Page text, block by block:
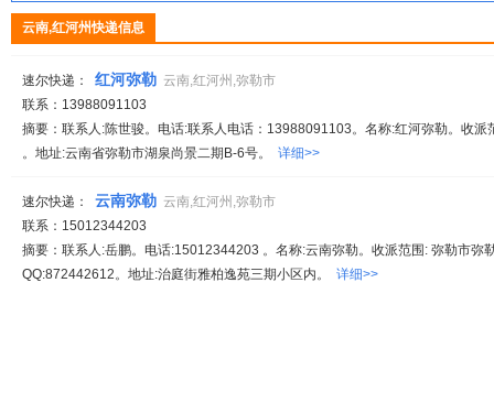
云南,红河州快递信息
速尔快递： 红河弥勒 云南,红河州,弥勒市
联系：13988091103
摘要：联系人:陈世骏。电话:联系人电话：13988091103。名称:红河弥勒。收派
。地址:云南省弥勒市湖泉尚景二期B-6号。 详细>>
速尔快递： 云南弥勒 云南,红河州,弥勒市
联系：15012344203
摘要：联系人:岳鹏。电话:15012344203 。名称:云南弥勒。收派范围: 弥勒市弥
QQ:872442612。地址:治庭街雅柏逸苑三期小区内。 详细>>